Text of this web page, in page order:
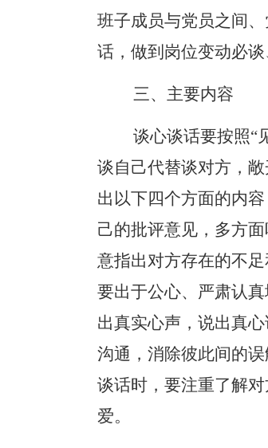
班子成员与党员之间
话，做到岗位变动必
三、主要内容
谈心谈话要按照“
谈自己代替谈对方，
出以下四个方面的内容
己的批评意见，多方
意指出对方存在的不
要出于公心、严肃认
出真实心声，说出真
沟通，消除彼此间的
谈话时，要注重了解
爱。